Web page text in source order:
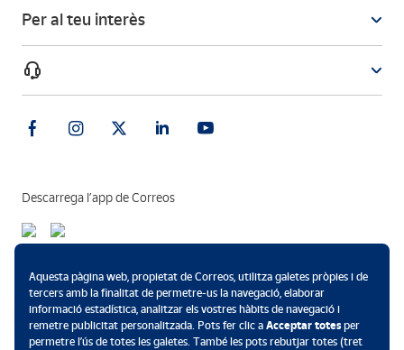
Per al teu interès
Descarrega l’app de Correos
Formes de pagament
Aquesta pàgina web, propietat de Correos, utilitza galetes pròpies i de
tercers amb la finalitat de permetre-us la navegació, elaborar
informació estadística, analitzar els vostres hàbits de navegació i
remetre publicitat personalitzada. Pots fer clic a Acceptar totesper
permetre l’ús de totes les galetes. També les pots rebutjar totes (tret